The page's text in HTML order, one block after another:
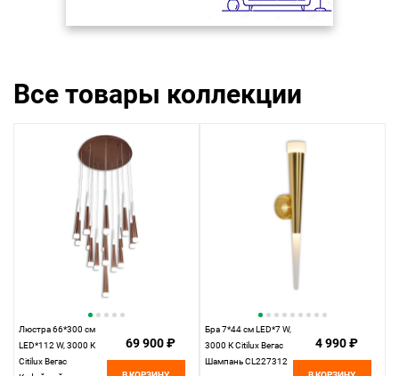
Все товары коллекции
Люстра 66*300 см
LED*112 W, 3000 К
Citilux Вегас
69 900 ₽
Бра 7*44 см LED*7 W,
3000 К Citilux Вегас
Шампань CL227312
4 990 ₽